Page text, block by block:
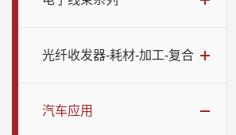
光纤收发器-耗材-加工-复合
汽车应用